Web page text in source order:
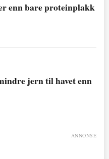
enn bare proteinplakk
jern til havet enn
ANNONSE